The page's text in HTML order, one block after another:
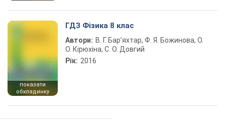
показати
обкладинку
ГДЗ Фізика 8 клас
Автори: В. Г. Бар’яхтар, Ф. Я. Божинова, О.
О. Кірюхіна, С. О. Довгий
Рік: 2016